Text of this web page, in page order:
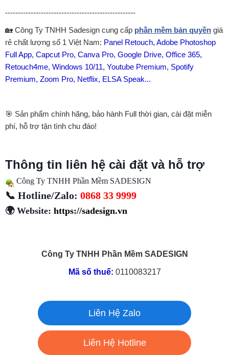
---------------------------------------------------
🏡 Công Ty TNHH Sadesign cung cấp phần mềm bản quyền giá
rẻ chất lượng số 1 Việt Nam: Panel Retouch, Adobe Photoshop
Full App, Capcut Pro, Canva Pro, Google Drive, Office 365,
Retouch4me, Windows 10/11, Youtube Premium, Spotify
Premium, Zoom Pro, Netflix, ELSA Speak...
🎯 Sản phẩm chính hãng, bảo hành Full thời gian, cài đặt miễn
phí, hỗ trợ tận tình chu đáo!
Thông tin liên hệ cài đặt và hỗ trợ
Công Ty TNHH Phần Mềm SADESIGN
📞 Hotline/Zalo: 0868 33 9999
🌍 Website: https://sadesign.vn
Công Ty TNHH Phần Mềm SADESIGN
Mã số thuế: 0110083217
Liên Hệ Zalo
Liên Hệ Hotline